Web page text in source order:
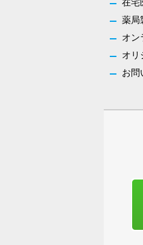
在宅
薬局
オン
オリ
お問